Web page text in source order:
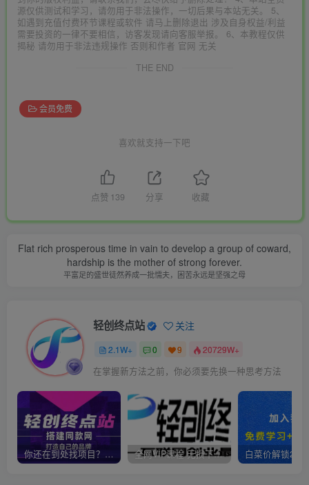
源仅供测试和学习，请勿用于非法操作，一切后果与本站无关。 5、
如遇到充值付费环节课程或软件 请马上删除退出 涉及自身权益/利益
需要投资的一律不要相信，访客发现请向客服举报。 6、本教程仅供
揭秘 请勿用于非法违规操作 否则和作者 官网 无关
THE END
会员免费
喜欢就支持一下吧
点赞 139 分享 收藏
Flat rich prosperous time in vain to develop a group of coward,
hardship is the mother of strong forever.
平富足的盛世徒然养成一批懦夫，困苦永远是坚强之母
轻创终点站 关注
2.1W+ 0 9 20729W+
在掌握新方法之前，你必须要先换一种思考方法
你还在到处找项目？还在当韭菜？我靠卖项目一个月收入5万+，曾经我也是个失败者。 全网VIP课程 无损下载~